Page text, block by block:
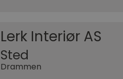
Lerk Interiør AS
Sted
Drammen